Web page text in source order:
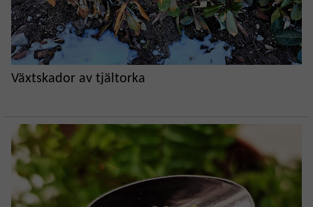
Växtskador av tjältorka